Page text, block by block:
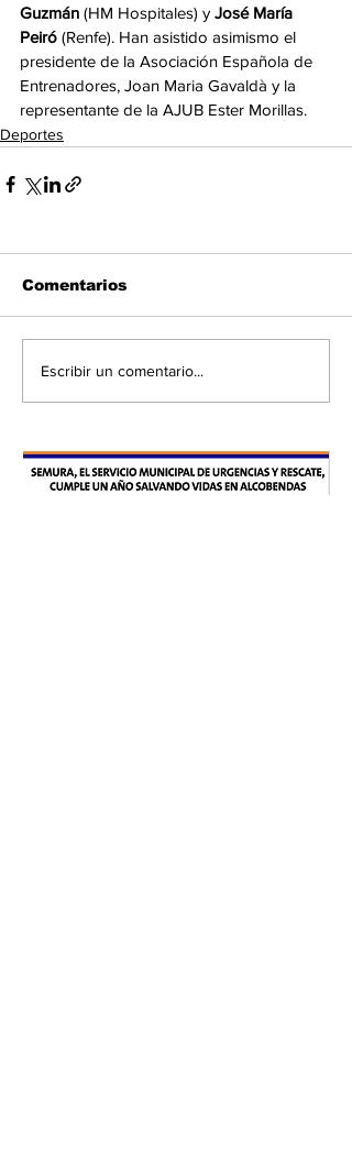
Guzmán (HM Hospitales) y José María
Peiró (Renfe). Han asistido asimismo el
presidente de la Asociación Española de
Entrenadores, Joan Maria Gavaldà y la
representante de la AJUB Ester Morillas.
Deportes
Comentarios
Escribir un comentario...